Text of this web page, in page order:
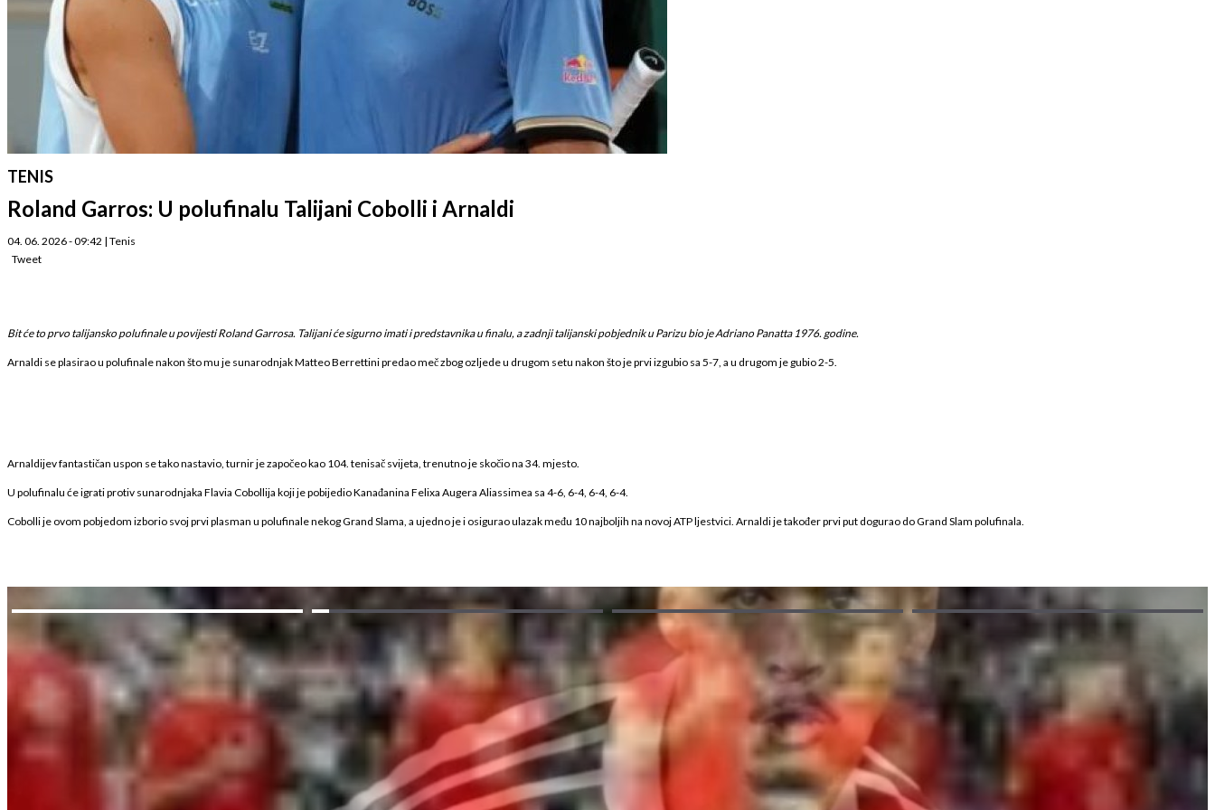
TENIS
Roland Garros: U polufinalu Talijani Cobolli i Arnaldi
04. 06. 2026 - 09:42 | Tenis
Tweet
Bit će to prvo talijansko polufinale u povijesti Roland Garrosa. Talijani će sigurno imati i predstavnika u finalu, a zadnji talijanski pobjednik u Parizu bio je Adriano Panatta 1976. godine.
Arnaldi se plasirao u polufinale nakon što mu je sunarodnjak Matteo Berrettini predao meč zbog ozljede u drugom setu nakon što je prvi izgubio sa 5-7, a u drugom je gubio 2-5.
Arnaldijev fantastičan uspon se tako nastavio, turnir je započeo kao 104. tenisač svijeta, trenutno je skočio na 34. mjesto.
U polufinalu će igrati protiv sunarodnjaka Flavia Cobollija koji je pobijedio Kanađanina Felixa Augera Aliassimea sa 4-6, 6-4, 6-4, 6-4.
Cobolli je ovom pobjedom izborio svoj prvi plasman u polufinale nekog Grand Slama, a ujedno je i osigurao ulazak među 10 najboljih na novoj ATP ljestvici. Arnaldi je također prvi put dogurao do Grand Slam polufinala.